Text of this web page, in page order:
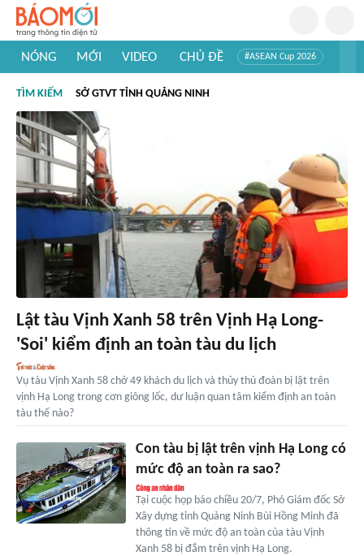
NÓNG MỚI VIDEO CHỦ ĐỀ #ASEAN Cup 2026
#Khám phá thế giới
TÌM KIẾM SỞ GTVT TỈNH QUẢNG NINH
Lật tàu Vịnh Xanh 58 trên Vịnh Hạ Long-
'Soi' kiểm định an toàn tàu du lịch
Vụ tàu Vịnh Xanh 58 chở 49 khách du lịch và thủy thủ đoàn bị lật trên
vịnh Hạ Long trong cơn giông lốc, dư luận quan tâm kiểm định an toàn
tàu thế nào?
Con tàu bị lật trên vịnh Hạ Long có
mức độ an toàn ra sao?
Tại cuộc họp báo chiều 20/7, Phó Giám đốc Sở
Xây dựng tỉnh Quảng Ninh Bùi Hồng Minh đã
thông tin về mức độ an toàn của tàu Vịnh
Xanh 58 bị đắm trên vịnh Hạ Long.